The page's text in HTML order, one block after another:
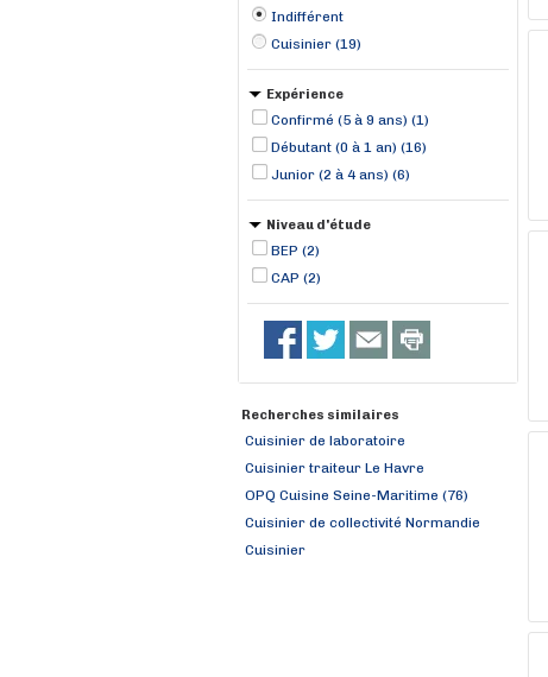
Indifférent
Cuisinier (19)
Expérience
Confirmé (5 à 9 ans) (1)
Débutant (0 à 1 an) (16)
Junior (2 à 4 ans) (6)
Niveau d'étude
BEP (2)
CAP (2)
Recherches similaires
Cuisinier de laboratoire
Cuisinier traiteur Le Havre
OPQ Cuisine Seine-Maritime (76)
Cuisinier de collectivité Normandie
Cuisinier